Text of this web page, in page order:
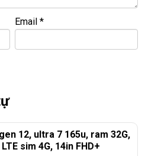
Email*
12, ultra 7 165u, ram 32G,
sim 4G, 14in FHD+